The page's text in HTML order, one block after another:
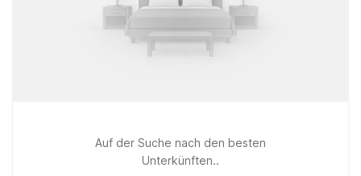
Auf der Suche nach den besten
Unterkünften..